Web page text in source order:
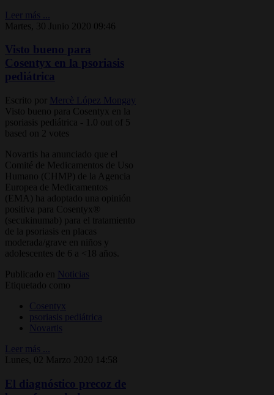
Leer más ...
Martes, 30 Junio 2020 09:46
Visto bueno para
Cosentyx en la psoriasis
pediátrica
Escrito por
Mercè López Mongay
Visto bueno para Cosentyx en la
psoriasis pediátrica - 1.0 out of 5
based on
2 votes
Novartis ha anunciado que el
Comité de Medicamentos de Uso
Humano (CHMP) de la Agencia
Europea de Medicamentos
(EMA) ha adoptado una opinión
positiva para Cosentyx®
(secukinumab) para el tratamiento
de la psoriasis en placas
moderada/grave en niños y
adolescentes de 6 a <18 años.
Publicado en
Noticias
Etiquetado como
Cosentyx
psoriasis pediátrica
Novartis
Leer más ...
Lunes, 02 Marzo 2020 14:58
El diagnóstico precoz de